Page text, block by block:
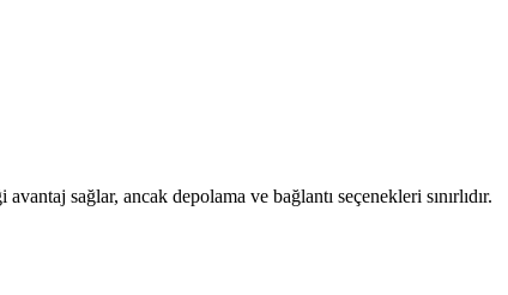
sağlar, ancak depolama ve bağlantı seçenekleri sınırlıdır.